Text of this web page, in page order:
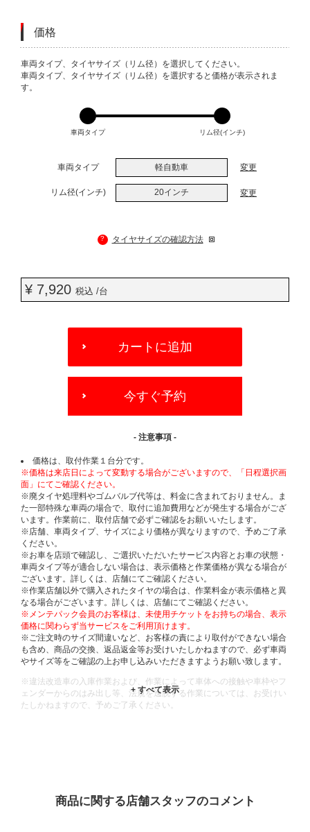
価格
VARIATIONS
車両タイプ、タイヤサイズ（リム径）を選択してください。
車両タイプ、タイヤサイズ（リム径）を選択すると価格が表示されま
す。
車両タイプ リム径(インチ)
車両タイプ 軽自動車 変更
リム径(インチ) 20インチ 変更
? タイヤサイズの確認方法
¥ 7,920 税込 /台
OPTIONS
カートに追加
今すぐ予約
- 注意事項 -
価格は、取付作業１台分です。
※価格は来店日によって変動する場合がございますので、「日程選択画
面」にてご確認ください。
※廃タイヤ処理料やゴムバルブ代等は、料金に含まれておりません。ま
た一部特殊な車両の場合で、取付に追加費用などが発生する場合がござ
います。作業前に、取付店舗で必ずご確認をお願いいたします。
※店舗、車両タイプ、サイズにより価格が異なりますので、予めご了承
ください。
※お車を店頭で確認し、ご選択いただいたサービス内容とお車の状態・
車両タイプ等が適合しない場合は、表示価格と作業価格が異なる場合が
ございます。詳しくは、店舗にてご確認ください。
※作業店舗以外で購入されたタイヤの場合は、作業料金が表示価格と異
なる場合がございます。詳しくは、店舗にてご確認ください。
※メンテパック会員のお客様は、未使用チケットをお持ちの場合、表示
価格に関わらず当サービスをご利用頂けます。
※ご注文時のサイズ間違いなど、お客様の責により取付ができない場合
も含め、商品の交換、返品返金等お受けいたしかねますので、必ず車両
やサイズ等をご確認の上お申し込みいただきますようお願い致します。
※違法改造車の入庫作業および、作業によって車体への接触や車枠やフ
ェンダーからのはみ出し等、法規を逸脱する作業については、お受けい
たしかねますので、予めご了承ください。
商品に関する店舗スタッフのコメント